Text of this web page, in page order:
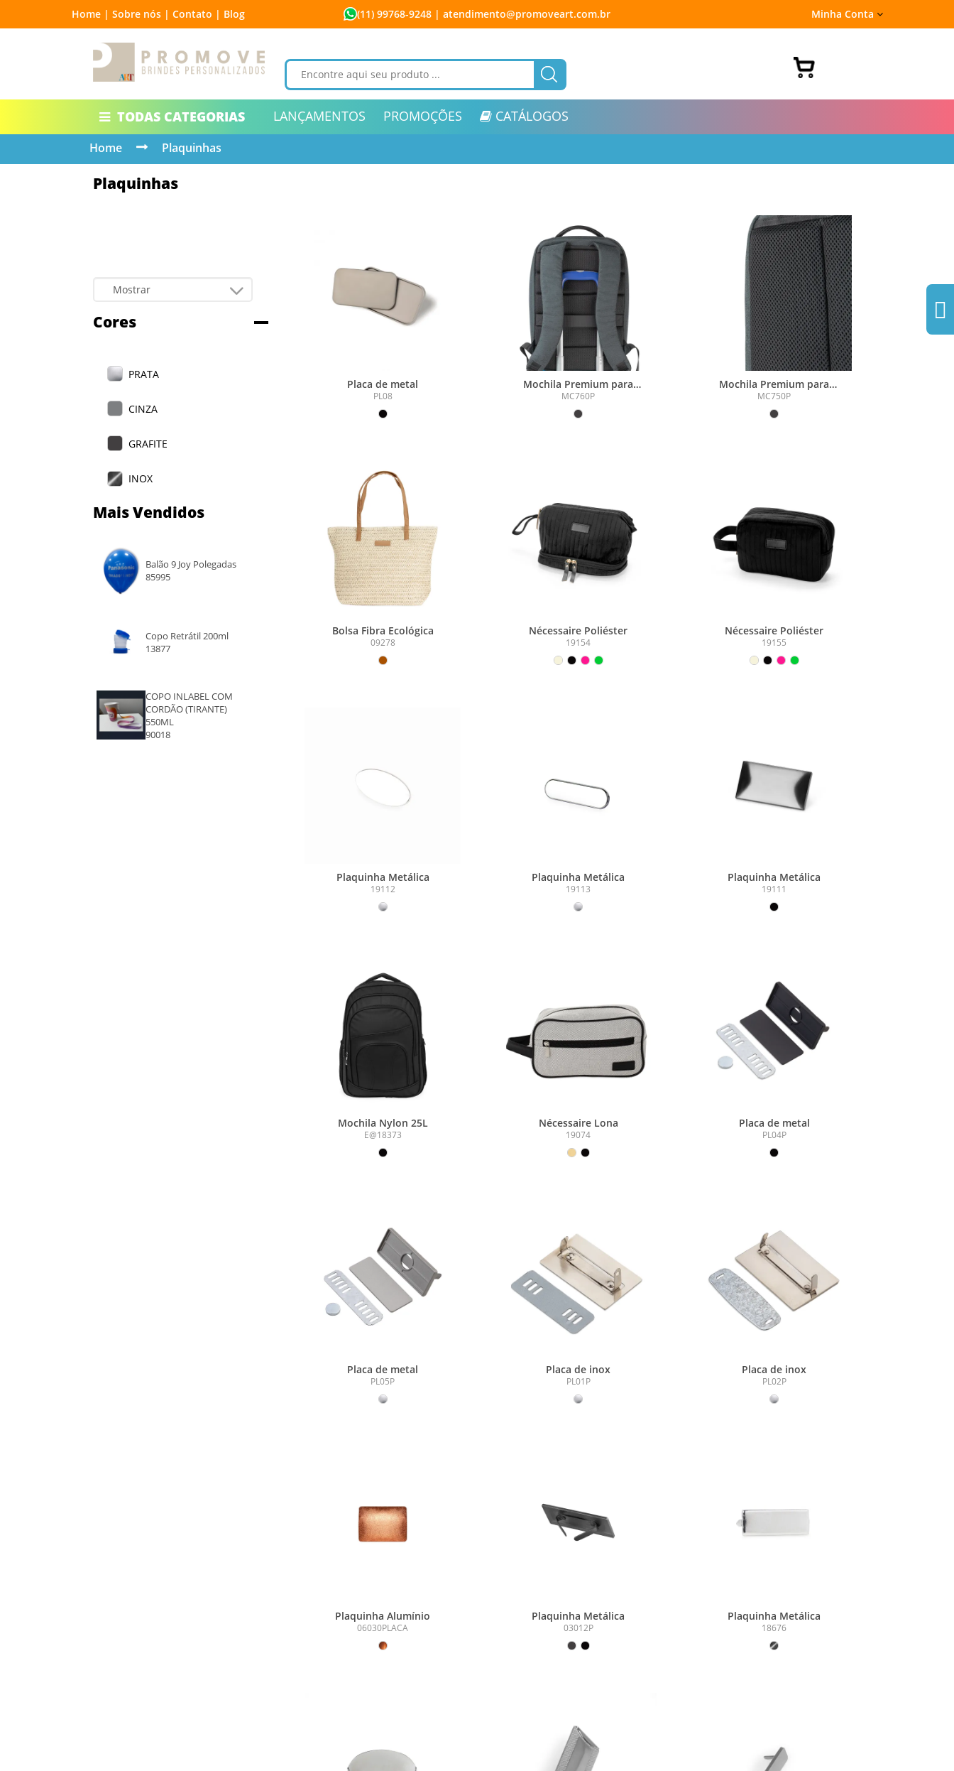
Home | Sobre nós | Contato | Blog (11) 99768-9248 | atendimento@promoveart.com.br Minha Conta
TODAS CATEGORIAS LANÇAMENTOS PROMOÇÕES CATÁLOGOS
Home Plaquinhas
Plaquinhas
Cores
PRATA
CINZA
GRAFITE
INOX
PRETO
COBRE
BEGE
ROSÉ
VERDE
MARROM CLARO
Mais Vendidos
Balão 9 Joy Polegadas
85995
Copo Retrátil 200ml
13877
COPO INLABEL COM
CORDÃO (TIRANTE)
550ML
90018
Placa de metal
PL08
Mochila Premium para
notebook
MC760P
Mochila Premium para
notebook
MC750P
Bolsa Fibra Ecológica
09278
Nécessaire Poliéster
19154
Nécessaire Poliéster
19155
Plaquinha Metálica
19112
Plaquinha Metálica
19113
Plaquinha Metálica
19111
Mochila Nylon 25L
E@18373
Nécessaire Lona
19074
Placa de metal
PL04P
Placa de metal
PL05P
Placa de inox
PL01P
Placa de inox
PL02P
Plaquinha Alumínio
06030PLACA
Plaquinha Metálica
03012P
Plaquinha Metálica
18676